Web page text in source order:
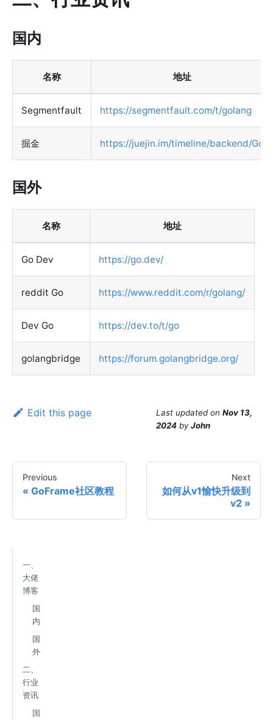
国内
名称 地址
Segmentfault https://segmentfault.com/t/golang
掘金 https://juejin.im/timeline/backend/Go
国外
名称 地址
Go Dev https://go.dev/
reddit Go https://www.reddit.com/r/golang/
Dev Go https://dev.to/t/go
golangbridge https://forum.golangbridge.org/
Edit this page Last updated on Nov 13,
2024 byJohn
Previous
GoFrame社区教程
Next
如何从v1愉快升级到
v2
一、
大佬
博客
国
内
国
外
二、
行业
资讯
国